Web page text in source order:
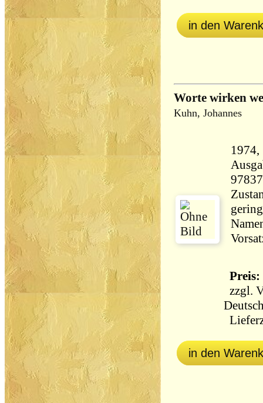
in den
Worte wirken
Kuhn, Johannes
1974,
Preis:
zzgl.
in den